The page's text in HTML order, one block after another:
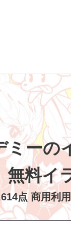
ミーの
無料イ
点 商用利